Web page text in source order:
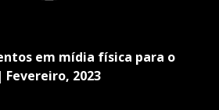
em mídia física para o
2023